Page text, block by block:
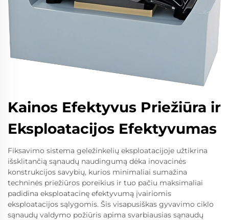
Kainos Efektyvus Priežiūra ir
Eksploatacijos Efektyvumas
Fiksavimo sistema geležinkelių eksploatacijoje užtikrina
išsklitančią sąnaudų naudingumą dėka inovacinės
konstrukcijos savybių, kurios minimaliai sumažina
techninės priežiūros poreikius ir tuo pačiu maksimaliai
padidina eksploatacinę efektyvumą įvairiomis
eksploatacijos sąlygomis. Šis visapusiškas gyvavimo ciklo
sąnaudų valdymo požiūris apima svarbiausias sąnaudų